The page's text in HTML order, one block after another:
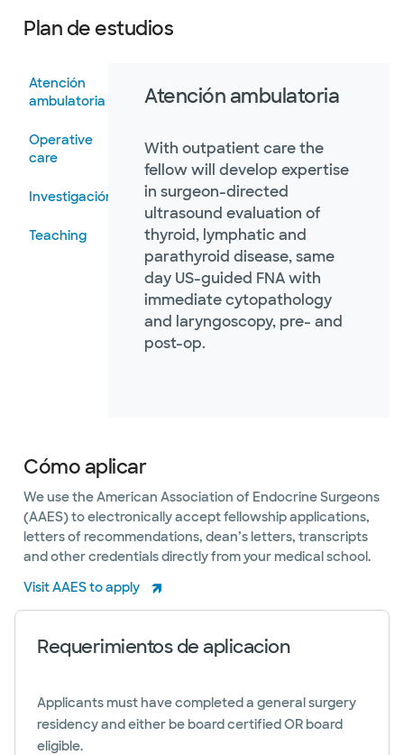
Plan de estudios
Atención
ambulatoria
Operative
care
Investigación
Teaching
Atención ambulatoria
With outpatient care the
fellow will develop expertise
in surgeon-directed
ultrasound evaluation of
thyroid, lymphatic and
parathyroid disease, same
day US-guided FNA with
immediate cytopathology
and laryngoscopy, pre- and
post-op.
Cómo aplicar
We use the American Association of Endocrine Surgeons
(AAES) to electronically accept fellowship applications,
letters of recommendations, dean’s letters, transcripts
and other credentials directly from your medical school.
Visit AAES to apply
Requerimientos de aplicacion
Applicants must have completed a general surgery
residency and either be board certified OR board
eligible.